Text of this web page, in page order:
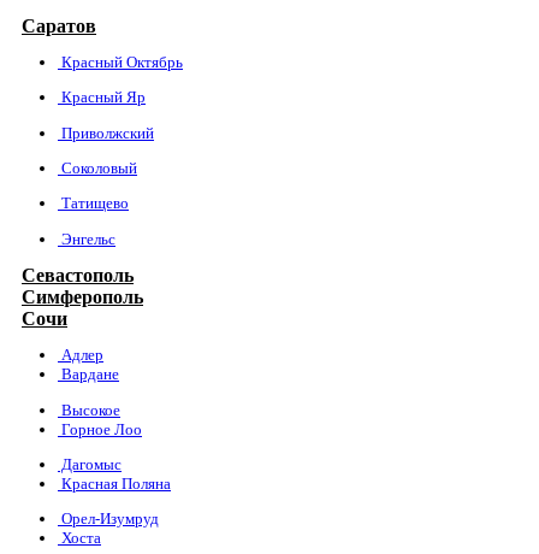
Саратов
Красный Октябрь
Красный Яр
Приволжский
Соколовый
Татищево
Энгельс
Севастополь
Симферополь
Сочи
Адлер
Вардане
Высокое
Горное Лоо
Дагомыс
Красная Поляна
Орел-Изумруд
Хоста